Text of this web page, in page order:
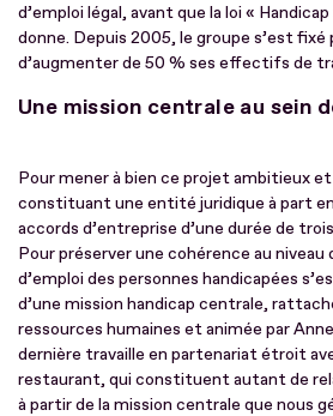
d’emploi légal, avant que la loi «
donne. Depuis 2005, le groupe s’est
d’augmenter de 50 % ses effectifs de
Une mission centrale au sein
Pour mener à bien ce projet ambitieux
constituant une entité juridique à part
accords d’entreprise d’une durée de
Pour préserver une cohérence au niveau
d’emploi des personnes handicapées
d’une mission handicap centrale,
ressources humaines et animée par
dernière travaille en partenariat étroit
restaurant, qui constituent autant de
à partir de la mission centrale que nous